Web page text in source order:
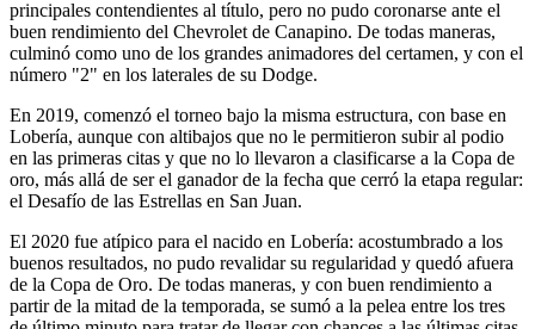
principales contendientes al título, pero no pudo coronarse ante el
buen rendimiento del Chevrolet de Canapino. De todas maneras,
culminó como uno de los grandes animadores del certamen, y con el
número "2" en los laterales de su Dodge.
En 2019, comenzó el torneo bajo la misma estructura, con base en
Lobería, aunque con altibajos que no le permitieron subir al podio
en las primeras citas y que no lo llevaron a clasificarse a la Copa de
oro, más allá de ser el ganador de la fecha que cerró la etapa regular:
el Desafío de las Estrellas en San Juan.
El 2020 fue atípico para el nacido en Lobería: acostumbrado a los
buenos resultados, no pudo revalidar su regularidad y quedó afuera
de la Copa de Oro. De todas maneras, y con buen rendimiento a
partir de la mitad de la temporada, se sumó a la pelea entre los tres